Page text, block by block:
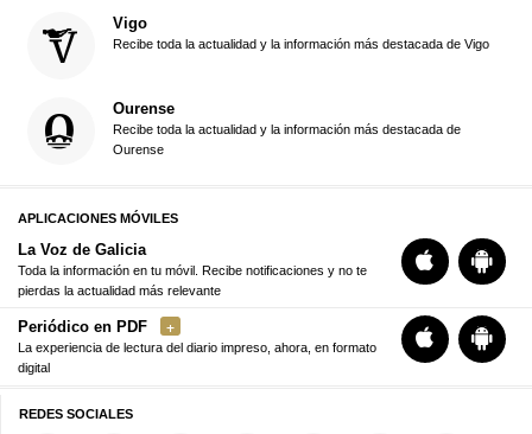
Vigo
Recibe toda la actualidad y la información más destacada de Vigo
Ourense
Recibe toda la actualidad y la información más destacada de
Ourense
APLICACIONES MÓVILES
La Voz de Galicia
Toda la información en tu móvil. Recibe notificaciones y no te
pierdas la actualidad más relevante
Periódico en PDF
La experiencia de lectura del diario impreso, ahora, en formato
digital
REDES SOCIALES